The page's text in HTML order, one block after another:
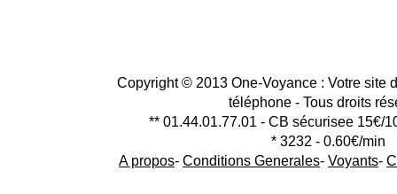
Copyright © 2013 One-Voyance : Votre site
téléphone - Tous droits
** 01.44.01.77.01 - CB sécurisee 15€/
* 3232 - 0.60€/min
A propos- Conditions Generales- Voyants-